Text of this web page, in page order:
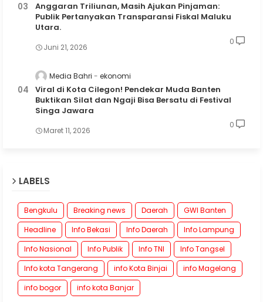
Anggaran Triliunan, Masih Ajukan Pinjaman:
Publik Pertanyakan Transparansi Fiskal Maluku
Utara.
Juni 21, 2026
0
Media Bahri ekonomi
Viral di Kota Cilegon! Pendekar Muda Banten
Buktikan Silat dan Ngaji Bisa Bersatu di Festival
Singa Jawara
Maret 11, 2026
0
LABELS
Bengkulu Breaking news Daerah
GWI Banten
Headline
Info Bekasi Info Daerah
Info Lampung
Info Nasional
Info Publik Info TNI
Info Tangsel
Info kota Tangerang
info Kota Binjai
info Magelang
info bogor
info kota Banjar